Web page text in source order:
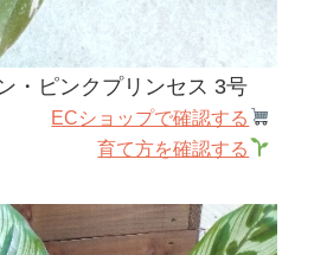
・ピンクプリンセス 3号
ECショップで確認する
育て方を確認する